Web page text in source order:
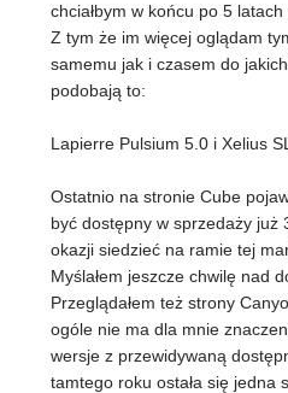
chciałbym w końcu po 5
Z tym że im więcej oglądam
samemu jak i czasem do
podobają to:
Lapierre Pulsium 5.0 i Xelius
Ostatnio na stronie Cube
być dostępny w sprzedaży już
okazji siedzieć na ramie tej
Myślałem jeszcze chwilę nad
Przeglądałem też strony
ogóle nie ma dla mnie
wersje z przewidywaną
tamtego roku ostała się jedna